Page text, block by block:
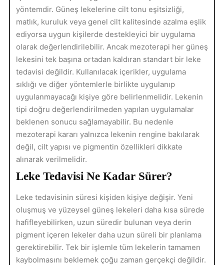
yöntemdir. Güneş lekelerine cilt tonu eşitsizliği,
matlık, kuruluk veya genel cilt kalitesinde azalma eşlik
ediyorsa uygun kişilerde destekleyici bir uygulama
olarak değerlendirilebilir. Ancak mezoterapi her güneş
lekesini tek başına ortadan kaldıran standart bir leke
tedavisi değildir. Kullanılacak içerikler, uygulama
sıklığı ve diğer yöntemlerle birlikte uygulanıp
uygulanmayacağı kişiye göre belirlenmelidir. Lekenin
tipi doğru değerlendirilmeden yapılan uygulamalar
beklenen sonucu sağlamayabilir. Bu nedenle
mezoterapi kararı yalnızca lekenin rengine bakılarak
değil, cilt yapısı ve pigmentin özellikleri dikkate
alınarak verilmelidir.
Leke Tedavisi Ne Kadar Sürer?
Leke tedavisinin süresi kişiden kişiye değişir. Yeni
oluşmuş ve yüzeysel güneş lekeleri daha kısa sürede
hafifleyebilirken, uzun süredir bulunan veya derin
pigment içeren lekeler daha uzun süreli bir planlama
gerektirebilir. Tek bir işlemle tüm lekelerin tamamen
kaybolmasını beklemek çoğu zaman gerçekçi değildir.